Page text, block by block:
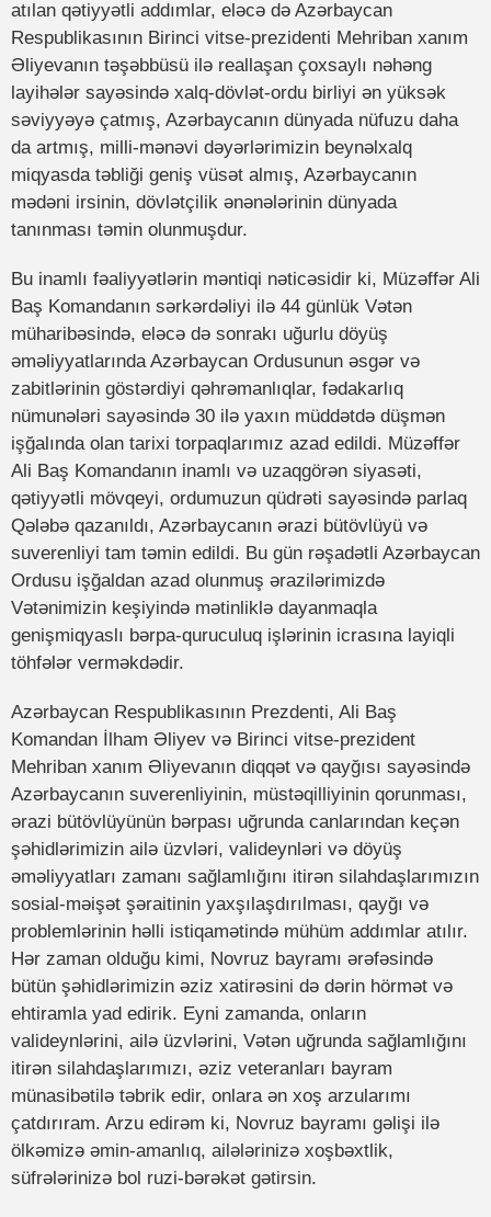
atılan qətiyyətli addımlar, eləcə də Azərbaycan
Respublikasının Birinci vitse-prezidenti Mehriban xanım
Əliyevanın təşəbbüsü ilə reallaşan çoxsaylı nəhəng
layihələr sayəsində xalq-dövlət-ordu birliyi ən yüksək
səviyyəyə çatmış, Azərbaycanın dünyada nüfuzu daha
da artmış, milli-mənəvi dəyərlərimizin beynəlxalq
miqyasda təbliği geniş vüsət almış, Azərbaycanın
mədəni irsinin, dövlətçilik ənənələrinin dünyada
tanınması təmin olunmuşdur.
Bu inamlı fəaliyyətlərin məntiqi nəticəsidir ki, Müzəffər Ali
Baş Komandanın sərkərdəliyi ilə 44 günlük Vətən
müharibəsində, eləcə də sonrakı uğurlu döyüş
əməliyyatlarında Azərbaycan Ordusunun əsgər və
zabitlərinin göstərdiyi qəhrəmanlıqlar, fədakarlıq
nümunələri sayəsində 30 ilə yaxın müddətdə düşmən
işğalında olan tarixi torpaqlarımız azad edildi. Müzəffər
Ali Baş Komandanın inamlı və uzaqgörən siyasəti,
qətiyyətli mövqeyi, ordumuzun qüdrəti sayəsində parlaq
Qələbə qazanıldı, Azərbaycanın ərazi bütövlüyü və
suverenliyi tam təmin edildi. Bu gün rəşadətli Azərbaycan
Ordusu işğaldan azad olunmuş ərazilərimizdə
Vətənimizin keşiyində mətinliklə dayanmaqla
genişmiqyaslı bərpa-quruculuq işlərinin icrasına layiqli
töhfələr verməkdədir.
Azərbaycan Respublikasının Prezdenti, Ali Baş
Komandan İlham Əliyev və Birinci vitse-prezident
Mehriban xanım Əliyevanın diqqət və qayğısı sayəsində
Azərbaycanın suverenliyinin, müstəqilliyinin qorunması,
ərazi bütövlüyünün bərpası uğrunda canlarından keçən
şəhidlərimizin ailə üzvləri, valideynləri və döyüş
əməliyyatları zamanı sağlamlığını itirən silahdaşlarımızın
sosial-məişət şəraitinin yaxşılaşdırılması, qayğı və
problemlərinin həlli istiqamətində mühüm addımlar atılır.
Hər zaman olduğu kimi, Novruz bayramı ərəfəsində
bütün şəhidlərimizin əziz xatirəsini də dərin hörmət və
ehtiramla yad edirik. Eyni zamanda, onların
valideynlərini, ailə üzvlərini, Vətən uğrunda sağlamlığını
itirən silahdaşlarımızı, əziz veteranları bayram
münasibətilə təbrik edir, onlara ən xoş arzularımı
çatdırıram. Arzu edirəm ki, Novruz bayramı gəlişi ilə
ölkəmizə əmin-amanlıq, ailələrinizə xoşbəxtlik,
süfrələrinizə bol ruzi-bərəkət gətirsin.